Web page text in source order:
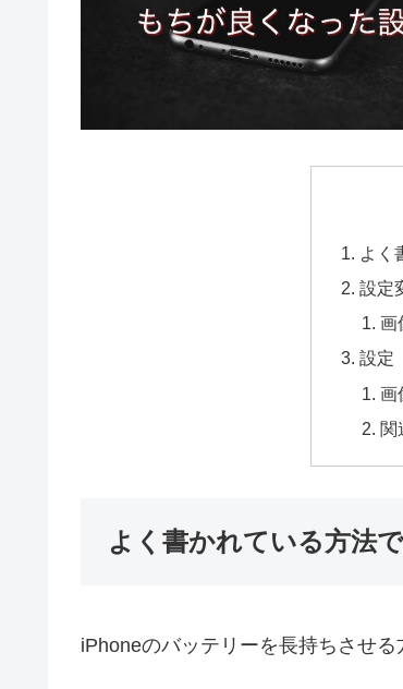
よく
設定
画
設定
画
関
よく書かれている方法
iPhoneのバッテリーを長持ちさせる